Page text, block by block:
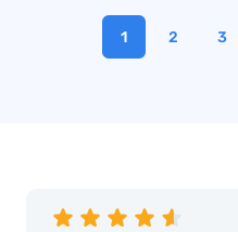
1 2 3